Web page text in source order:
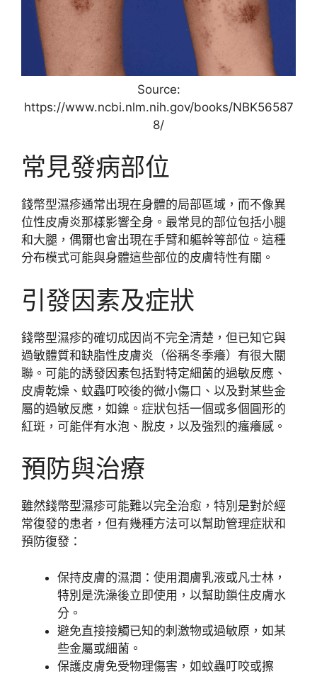
Source:
https://www.ncbi.nlm.nih.gov/books/NBK56587
8/
常見發病部位
錢幣型濕疹通常出現在身體的局部區域，而不像異
位性皮膚炎那樣影響全身。最常見的部位包括小腿
和大腿，偶爾也會出現在手臂和軀幹等部位。這種
分布模式可能與身體這些部位的皮膚特性有關。
引發因素及症狀
錢幣型濕疹的確切成因尚不完全清楚，但已知它與
過敏體質和缺脂性皮膚炎（俗稱冬季癢）有很大關
聯。可能的誘發因素包括對特定細菌的過敏反應、
皮膚乾燥、蚊蟲叮咬後的微小傷口、以及對某些金
屬的過敏反應，如鎳。症狀包括一個或多個圓形的
紅斑，可能伴有水泡、脫皮，以及強烈的瘙癢感。
預防與治療
雖然錢幣型濕疹可能難以完全治愈，特別是對於經
常復發的患者，但有幾種方法可以幫助管理症狀和
預防復發：
保持皮膚的濕潤：使用潤膚乳液或凡士林，
特別是洗澡後立即使用，以幫助鎖住皮膚水
分。
避免直接接觸已知的刺激物或過敏原，如某
些金屬或細菌。
保護皮膚免受物理傷害，如蚊蟲叮咬或擦